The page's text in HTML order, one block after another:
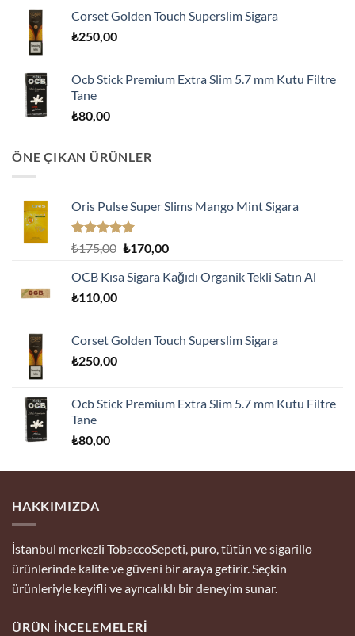
Corset Golden Touch Superslim Sigara
₺250,00
Ocb Stick Premium Extra Slim 5.7 mm Kutu Filtre
Tane
₺80,00
ÖNE ÇIKAN ÜRÜNLER
Oris Pulse Super Slims Mango Mint Sigara
5 üzerinden
oy
aldı
₺175,00 Orijinal
₺175,00.
₺170,00Şu
fiyat:
OCB Kısa Sigara Kağıdı Organik Tekli Satın Al
₺110,00
Corset Golden Touch Superslim Sigara
₺250,00
Ocb Stick Premium Extra Slim 5.7 mm Kutu Filtre
Tane
₺80,00
HAKKIMIZDA
İstanbul merkezli TobaccoSepeti, puro, tütün ve sigarillo
ürünlerinde kalite ve güveni bir araya getirir. Seçkin
ürünleriyle keyifli ve ayrıcalıklı bir deneyim sunar.
ÜRÜN İNCELEMELERI